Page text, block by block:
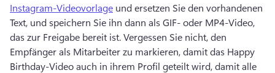
Instagram-Videovorlage und ersetzen Sie den vorhandenen
Text, und speichern Sie ihn dann als GIF- oder MP4-Video,
das zur Freigabe bereit ist. Vergessen Sie nicht, den
Empfänger als Mitarbeiter zu markieren, damit das Happy
Birthday-Video auch in ihrem Profil geteilt wird, damit alle